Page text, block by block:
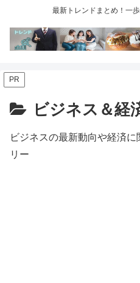
最新トレンドまとめ！一
PR
ビジネス＆経
ビジネスの最新動向や経済
リー